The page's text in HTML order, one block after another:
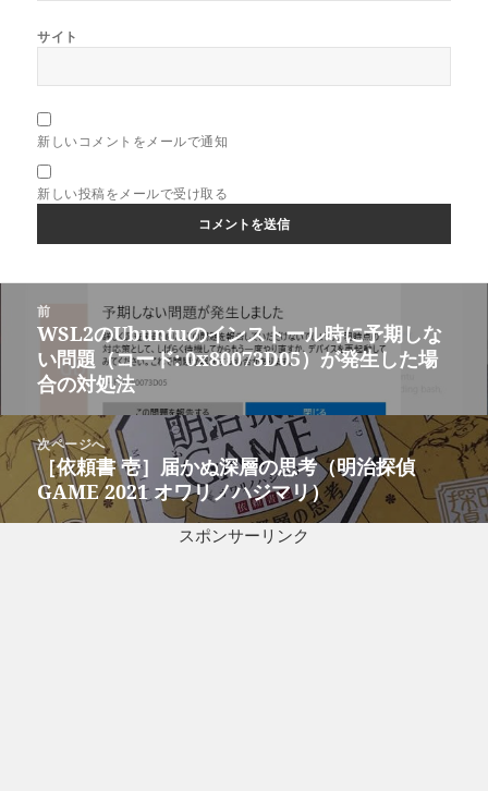
サイト
新しいコメントをメールで通知
新しい投稿をメールで受け取る
ー
シ
ン
前
前
の
投
稿:
WSL2のUbuntuのインストール時に予期しな
い問題（コード: 0x80073D05）が発生した場
合の対処法
次ページへ
次
の
投
［依頼書 壱］届かぬ深層の思考（明治探偵
GAME 2021 オワリノハジマリ）
スポンサーリンク